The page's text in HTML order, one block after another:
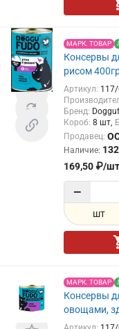
МАРК. ТОВАР
Консервы
рисом
Артикул:
Бренд:
Короб: 8 шт
Продавец:
Наличие: 132
169,50 ₽/шт
−
шт
МАРК. ТОВАР
Консервы
овощами,